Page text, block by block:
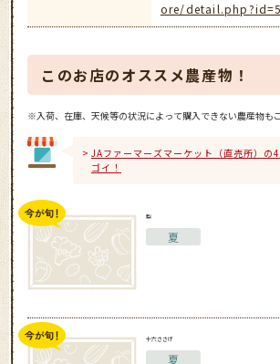
ore/
このお店のオススメ農産物！
※入荷、在庫、天候等の状況によって購入できない農産物もご
JAファーマーズマーケット（直売所）の
ゴイ！
梨
夏
十六ささげ
夏